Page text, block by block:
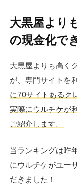
大黒屋より
の現金化で
大黒屋よりも高く
が、専門サイトを
に70サイトあるク
実際にウルチケが
ご紹介します。
当ランキングは昨
にウルチケがユー
だきました！